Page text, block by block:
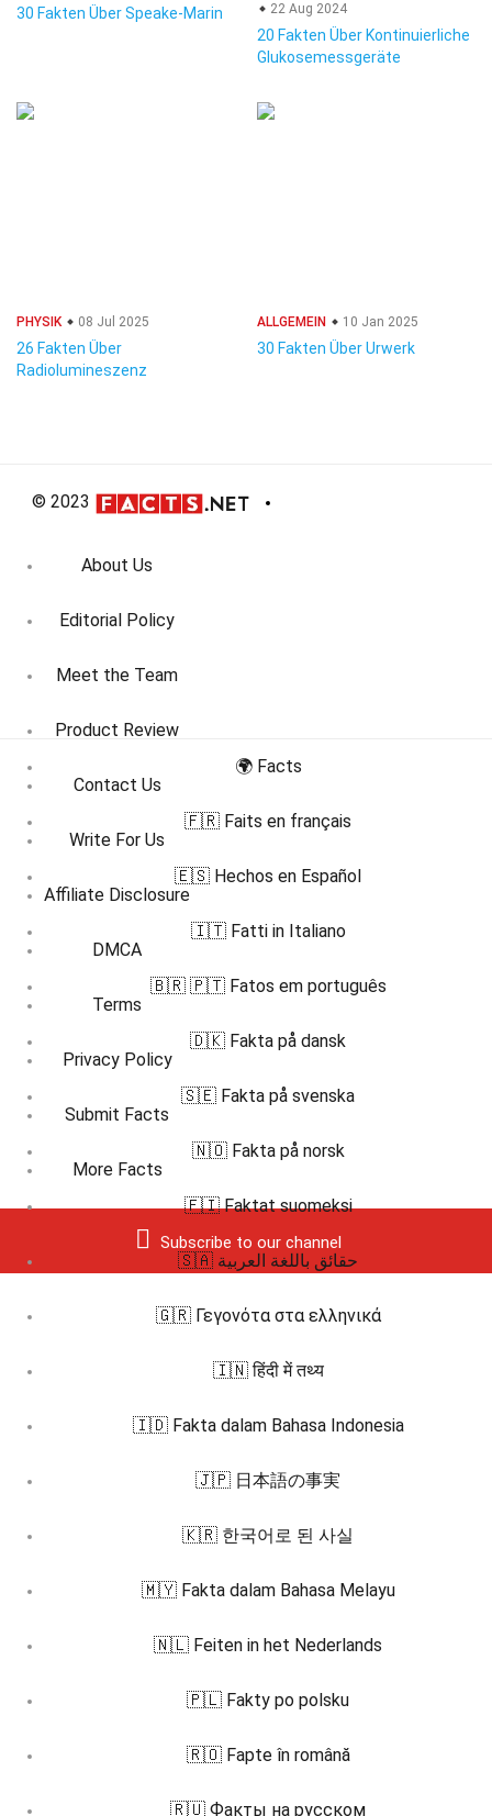
30 Fakten Über Speake-Marin
22 Aug 2024
20 Fakten Über Kontinuierliche
Glukosemessgeräte
PHYSIK 08 Jul 2025
26 Fakten Über
Radiolumineszenz
ALLGEMEIN 10 Jan 2025
30 Fakten Über Urwerk
© 2023
About Us
Editorial Policy
Meet the Team
Product Review
Contact Us
Write For Us
Affiliate Disclosure
DMCA
Terms
Privacy Policy
Submit Facts
More Facts
Subscribe to our channel
🌍 Facts
🇫🇷 Faits en français
🇪🇸 Hechos en Español
🇮🇹 Fatti in Italiano
🇧🇷 🇵🇹 Fatos em português
🇩🇰 Fakta på dansk
🇸🇪 Fakta på svenska
🇳🇴 Fakta på norsk
🇫🇮 Faktat suomeksi
🇸🇦 حقائق باللغة العربية
🇬🇷 Γεγονότα στα ελληνικά
🇮🇳 हिंदी में तथ्य
🇮🇩 Fakta dalam Bahasa Indonesia
🇯🇵 日本語の事実
🇰🇷 한국어로 된 사실
🇲🇾 Fakta dalam Bahasa Melayu
🇳🇱 Feiten in het Nederlands
🇵🇱 Fakty po polsku
🇷🇴 Fapte în română
🇷🇺 Факты на русском